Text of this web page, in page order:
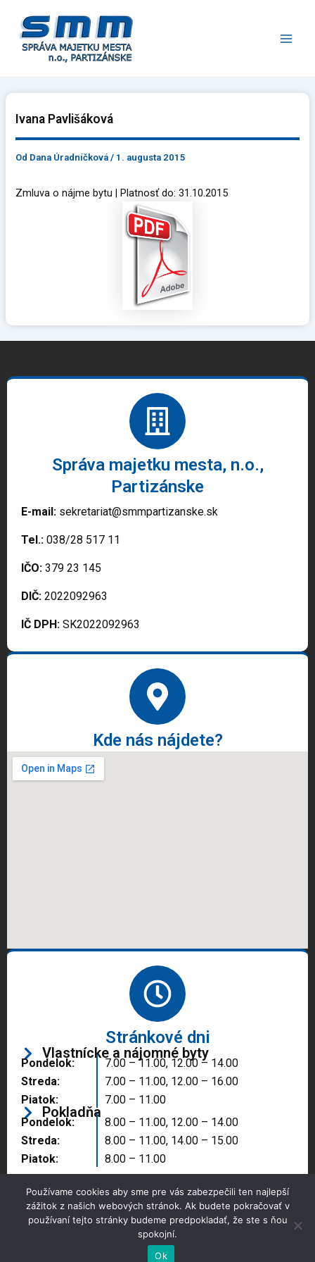
obsah
Ivana Pavlišáková
Od Dana Úradníčková/ 1. augusta 2015
Zmluva o nájme bytu | Platnosť do: 31.10.2015
Správa majetku mesta, n.o.,
Partizánske
E-mail: sekretariat@smmpartizanske.sk
Tel.: 038/28 517 11
IČO: 379 23 145
DIČ: 2022092963
IČ DPH: SK2022092963
Kde nás nájdete?
Stránkové dni
Vlastnícke a nájomné byty
Pondelok:
Streda:
Piatok:
7.00 – 11.00, 12.00 – 14.00
7.00 – 11.00, 12.00 – 16.00
7.00 – 11.00
Pokladňa
Pondelok:
Streda:
Piatok:
8.00 – 11.00, 12.00 – 14.00
8.00 – 11.00, 14.00 – 15.00
8.00 – 11.00
Copyright © 2025 Správa majetku mesta, n.o.,
Partizánske
Používame cookies aby sme pre vás zabezpečili ten najlepší
zážitok z našich webových stránok. Ak budete pokračovať v
používaní tejto stránky budeme predpokladať, že ste s ňou
spokojní.
Ok